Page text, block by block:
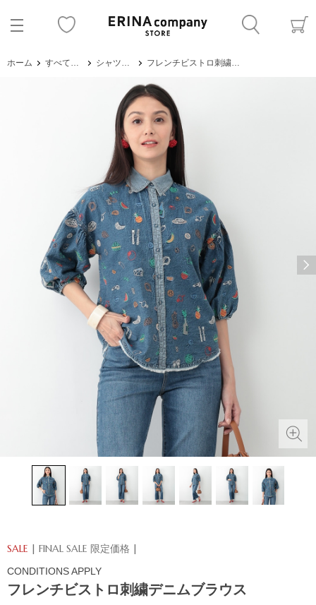
ホーム すべてのアイテム シャツ・ブラウス フレンチビストロ刺繍デニムブラウス
フレンチビストロ刺繍デニムブラウス
SALE | FINAL SALE 限定価格 |
CONDITIONS APPLY